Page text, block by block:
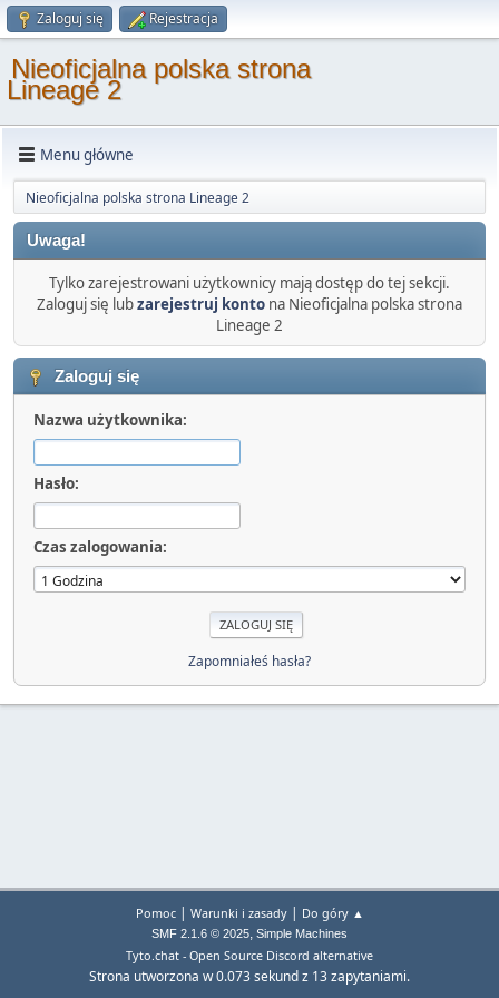
Zaloguj się Rejestracja
Nieoficjalna polska strona
Lineage 2
Menu główne
Nieoficjalna polska strona Lineage 2
Uwaga!
Tylko zarejestrowani użytkownicy mają dostęp do tej sekcji.
Zaloguj się lubzarejestruj konto na Nieoficjalna polska strona
Lineage 2
Zaloguj się
Nazwa użytkownika:
Hasło:
Czas zalogowania:
Zapomniałeś hasła?
Pomoc| Warunki i zasady| Do góry ▲
SMF 2.1.6 © 2025, Simple Machines
Tyto.chat - Open Source Discord alternative
Strona utworzona w 0.073 sekund z 13 zapytaniami.